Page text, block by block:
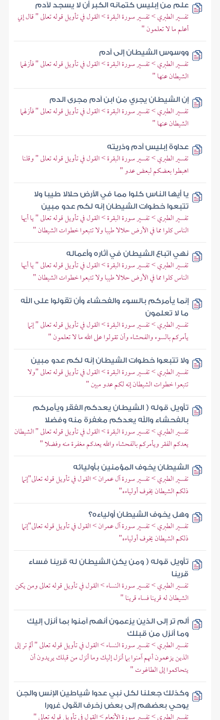
علم من إبليس كتمانه الكبر أن لا يسجد لآدم
تفسير الطبري > تفسير سورة البقرة > القول في تأويل قوله تعالى " قال إني
أعلم ما لا تعلمون "
ووسوس الشيطان إلى آدم
تفسير الطبري > تفسير سورة البقرة > القول في تأويل قوله تعالى " فأزلهما
الشيطان عنها "
إن الشيطان يجري من ابن آدم مجرى الدم
تفسير الطبري > تفسير سورة البقرة > القول في تأويل قوله تعالى " فأزلهما
الشيطان عنها "
عداوة إبليس آدم وذريته
تفسير الطبري > تفسير سورة البقرة > القول في تأويل قوله تعالى " وقلنا
اهبطوا بعضكم لبعض عدو "
يا أيها الناس كلوا مما في الأرض حلالا طيبا ولا
تتبعوا خطوات الشيطان إنه لكم عدو مبين
تفسير الطبري > تفسير سورة البقرة > القول في تأويل قوله تعالى " يا أيها
الناس كلوا مما في الأرض حلالا طيبا ولا تتبعوا خطوات الشيطان "
نهي اتباع الشيطان في آثاره وأعماله
تفسير الطبري > تفسير سورة البقرة > القول في تأويل قوله تعالى " يا أيها
الناس كلوا مما في الأرض حلالا طيبا ولا تتبعوا خطوات الشيطان "
إنما يأمركم بالسوء والفحشاء وأن تقولوا على الله
ما لا تعلمون
تفسير الطبري > تفسير سورة البقرة > القول في تأويل قوله تعالى " إنما
يأمركم بالسوء والفحشاء وأن تقولوا على الله ما لا تعلمون "
ولا تتبعوا خطوات الشيطان إنه لكم عدو مبين
تفسير الطبري > تفسير سورة البقرة > القول في تأويل قوله تعالى "ولا
تتبعوا خطوات الشيطان إنه لكم عدو مبين "
تأويل قوله ( الشيطان يعدكم الفقر ويأمركم
بالفحشاء والله يعدكم مغفرة منه وفضلا
تفسير الطبري > تفسير سورة البقرة > القول في تأويل قوله تعالى " الشيطان
يعدكم الفقر ويأمركم بالفحشاء والله يعدكم مغفرة منه وفضلا "
الشيطان يخوف المؤمنين بأوليائه
تفسير الطبري > تفسير سورة آل عمران > القول في تأويل قوله تعالى"إنما
ذلكم الشيطان يخوف أولياءه"
وهل يخوف الشيطان أولياءه؟
تفسير الطبري > تفسير سورة آل عمران > القول في تأويل قوله تعالى"إنما
ذلكم الشيطان يخوف أولياءه"
تأويل قوله ( ومن يكن الشيطان له قرينا فساء
قرينا
تفسير الطبري > تفسير سورة النساء > القول في تأويل قوله تعالى ومن يكن
الشيطان له قرينا فساء قرينا "
ألم تر إلى الذين يزعمون أنهم آمنوا بما أنزل إليك
وما أنزل من قبلك
تفسير الطبري > تفسير سورة النساء > القول في تأويل قوله تعالى " ألم تر إلى
الذين يزعمون أنهم آمنوا بما أنزل إليك وما أنزل من قبلك يريدون أن
يتحاكموا إلى الطاغوت "
وكذلك جعلنا لكل نبي عدوا شياطين الإنس والجن
يوحي بعضهم إلى بعض زخرف القول غرورا